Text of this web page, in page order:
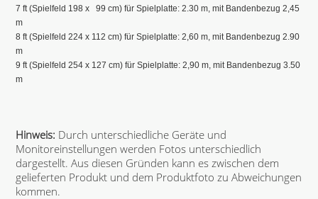
7 ft (Spielfeld 198 x 99 cm) für Spielplatte: 2.30 m, mit Bandenbezug 2,45
m
8 ft (Spielfeld 224 x 112 cm) für Spielplatte: 2,60 m, mit Bandenbezug 2.90
m
9 ft (Spielfeld 254 x 127 cm) für Spielplatte: 2,90 m, mit Bandenbezug 3.50
m
Hinweis: Durch unterschiedliche Geräte und
Monitoreinstellungen werden Fotos unterschiedlich
dargestellt. Aus diesen Gründen kann es zwischen dem
gelieferten Produkt und dem Produktfoto zu Abweichungen
kommen.